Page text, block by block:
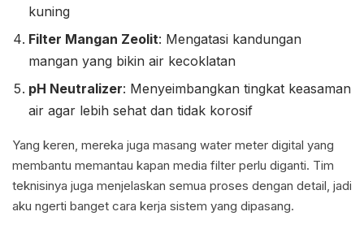
kuning
Filter Mangan Zeolit: Mengatasi kandungan
mangan yang bikin air kecoklatan
pH Neutralizer: Menyeimbangkan tingkat keasaman
air agar lebih sehat dan tidak korosif
Yang keren, mereka juga masang water meter digital yang
membantu memantau kapan media filter perlu diganti. Tim
teknisinya juga menjelaskan semua proses dengan detail, jadi
aku ngerti banget cara kerja sistem yang dipasang.